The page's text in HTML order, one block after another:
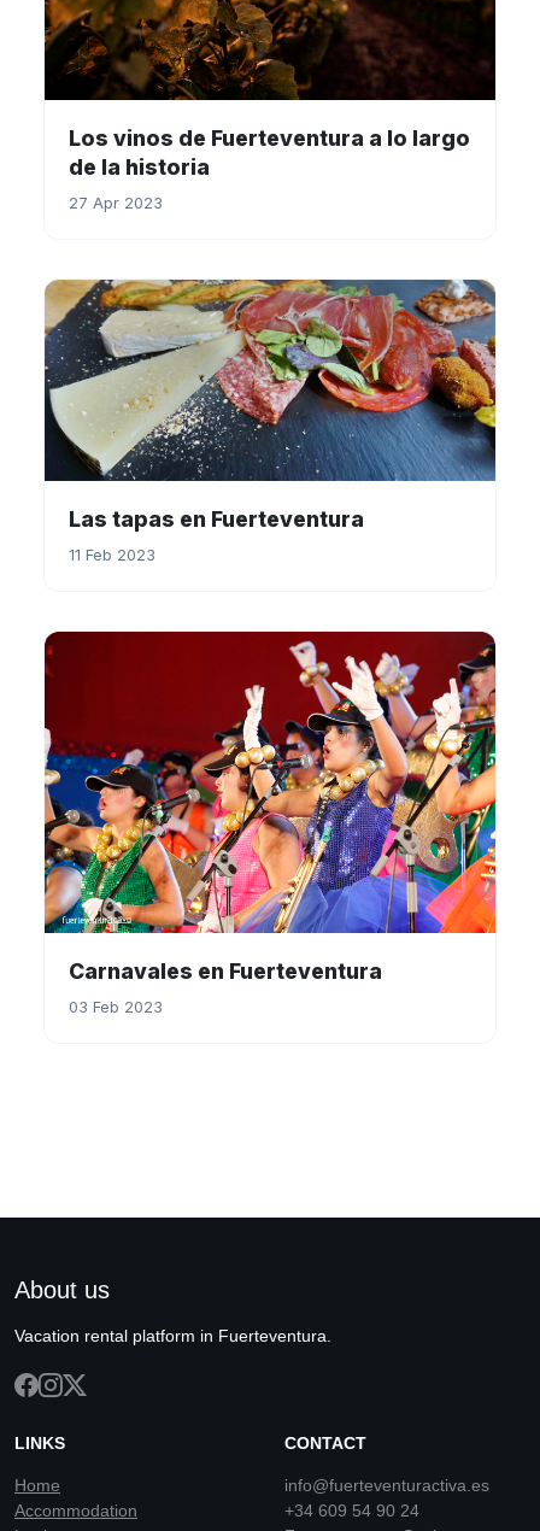
Los vinos de Fuerteventura a lo largo
de la historia
27 Apr 2023
Las tapas en Fuerteventura
11 Feb 2023
Carnavales en Fuerteventura
03 Feb 2023
About us
Vacation rental platform in Fuerteventura.
LINKS
Home
Accommodation
CONTACT
info@fuerteventuractiva.es
+34 609 54 90 24